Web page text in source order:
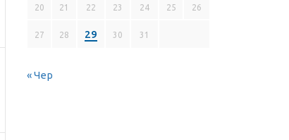
20 21 22 23 24 25 26
27 28 29 30 31
« Чер